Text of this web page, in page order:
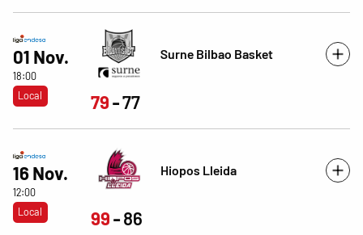
01 Nov.
18:00
Local
Surne Bilbao Basket
79 77
16 Nov.
12:00
Local
Hiopos Lleida
99 86